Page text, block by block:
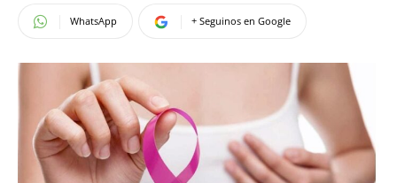
WhatsApp + Seguinos en Google